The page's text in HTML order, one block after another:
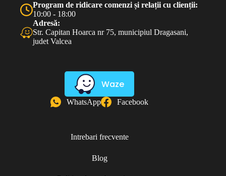
Program de ridicare comenzi și relații cu clienții:
10:00 - 18:00
Adresă:
Str. Capitan Hoarca nr 75, municipiul Dragasani,
judet Valcea
Waze
WhatsApp Facebook
Intrebari frecvente
Blog